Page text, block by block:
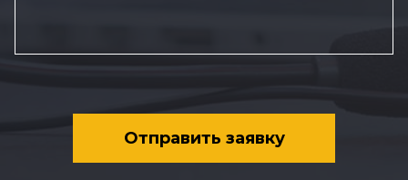
Отправить заявку